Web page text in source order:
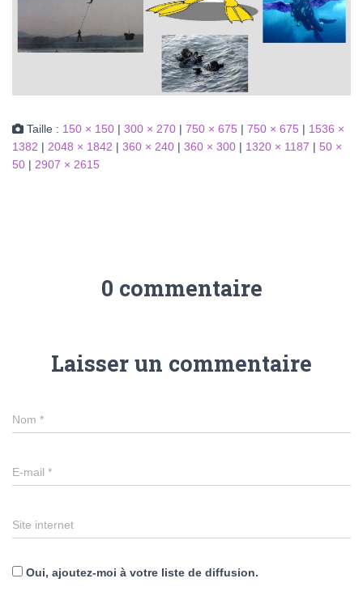
Taille : 150 × 150 | 300 × 270 | 750 × 675 | 750 × 675 | 1536 ×
1382 | 2048 × 1842 | 360 × 240 | 360 × 300 | 1320 × 1187 | 50 ×
50 | 2907 × 2615
0 commentaire
Laisser un commentaire
Nom *
E-mail *
Site internet
Oui, ajoutez-moi à votre liste de diffusion.